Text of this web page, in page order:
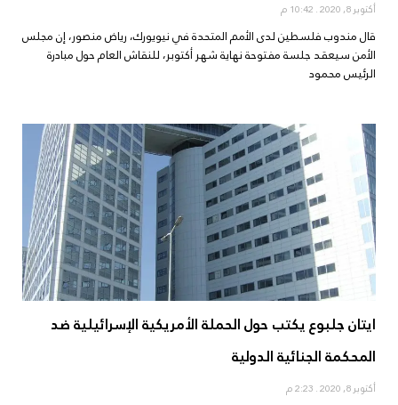
أكتوبر 8, 2020
قال مندوب فلسطين لدى الأمم المتحدة في نيويورك، رياض منصور، إن مجلس
الأمن سيعقد جلسة مفتوحة نهاية شهر أكتوبر، للنقاش العام حول مبادرة
الرئيس محمود
ايتان جلبوع يكتب حول الحملة الأمريكية الإسرائيلية ضد
المحكمة الجنائية الدولية
أكتوبر 8, 2020